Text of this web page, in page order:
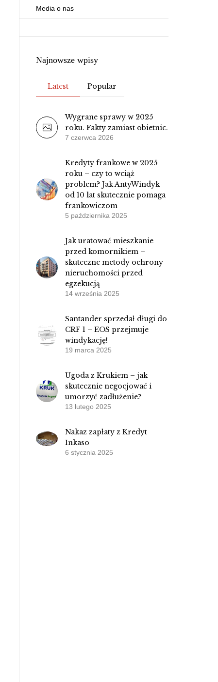
Media o nas
Najnowsze wpisy
Latest Popular
Wygrane sprawy w 2025
roku. Fakty zamiast obietnic.
7 czerwca 2026
Kredyty frankowe w 2025
roku – czy to wciąż
problem? Jak AntyWindyk
od 10 lat skutecznie pomaga
frankowiczom
5 października 2025
Jak uratować mieszkanie
przed komornikiem –
skuteczne metody ochrony
nieruchomości przed
egzekucją
14 września 2025
Santander sprzedał długi do
CRF 1 – EOS przejmuje
windykację!
19 marca 2025
Ugoda z Krukiem – jak
skutecznie negocjować i
umorzyć zadłużenie?
13 lutego 2025
Nakaz zapłaty z Kredyt
Inkaso
6 stycznia 2025